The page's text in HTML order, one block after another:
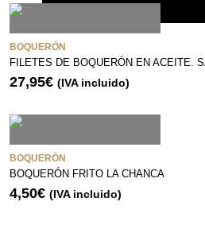
BOQUERÓN
FILETES DE BOQUERÓN EN ACEITE.
27,95€ (IVA incluido)
BOQUERÓN
BOQUERÓN FRITO LA CHANCA
4,50€ (IVA incluido)